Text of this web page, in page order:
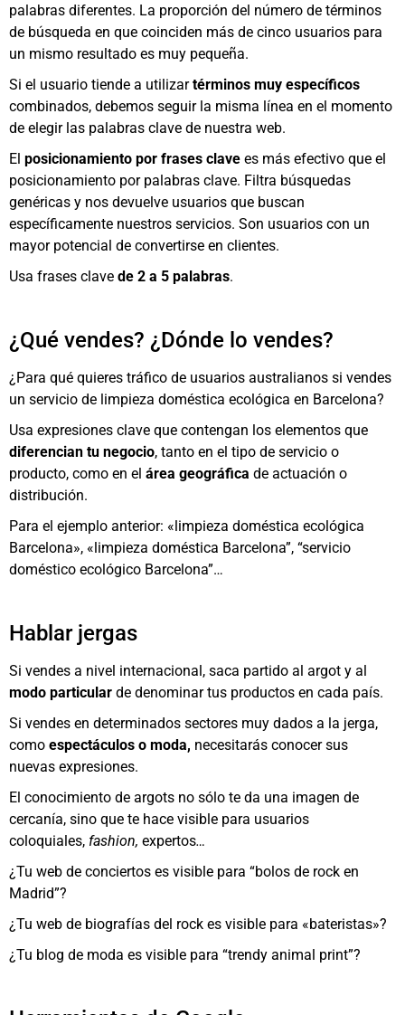
palabras diferentes. La proporción del número de términos
de búsqueda en que coinciden más de cinco usuarios para
un mismo resultado es muy pequeña.
Si el usuario tiende a utilizartérminos muy específicos
combinados, debemos seguir la misma línea en el momento
de elegir las palabras clave de nuestra web.
El posicionamiento por frases clave es más efectivo que el
posicionamiento por palabras clave. Filtra búsquedas
genéricas y nos devuelve usuarios que buscan
específicamente nuestros servicios. Son usuarios con un
mayor potencial de convertirse en clientes.
Usa frases clave de 2 a 5 palabras.
¿Qué vendes? ¿Dónde lo vendes?
¿Para qué quieres tráfico de usuarios australianos si vendes
un servicio de limpieza doméstica ecológica en Barcelona?
Usa expresiones clave que contengan los elementos que
diferencian tu negocio, tanto en el tipo de servicio o
producto, como en el área geográfica de actuación o
distribución.
Para el ejemplo anterior: «limpieza doméstica ecológica
Barcelona», «limpieza doméstica Barcelona”, “servicio
doméstico ecológico Barcelona”…
Hablar jergas
Si vendes a nivel internacional, saca partido al argot y al
modo particular de denominar tus productos en cada país.
Si vendes en determinados sectores muy dados a la jerga,
como espectáculos o moda, necesitarás conocer sus
nuevas expresiones.
El conocimiento de argots no sólo te da una imagen de
cercanía, sino que te hace visible para usuarios
coloquiales, fashion, expertos…
¿Tu web de conciertos es visible para “bolos de rock en
Madrid”?
¿Tu web de biografías del rock es visible para «bateristas»?
¿Tu blog de moda es visible para “trendy animal print”?